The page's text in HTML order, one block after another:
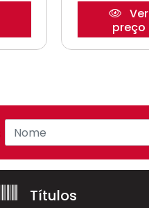
Ver
preço
Títulos